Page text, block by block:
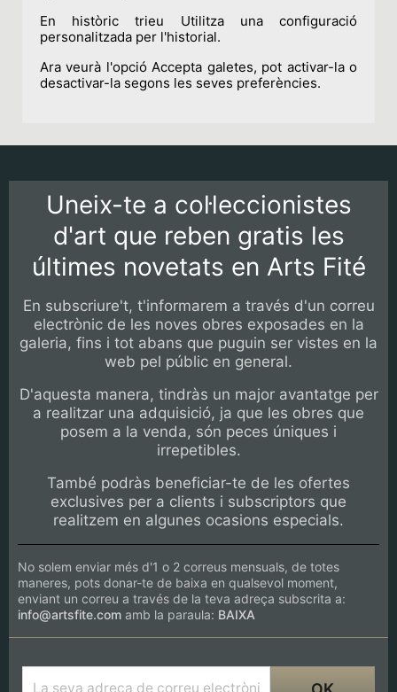
En històric trieu Utilitza una configuració
personalitzada per l'historial.
Ara veurà l'opció Accepta galetes, pot activar-la o
desactivar-la segons les seves preferències.
Uneix-te a col·leccionistes
d'art que reben gratis les
últimes novetats en Arts Fité
En subscriure't, t'informarem a través d'un correu
electrònic de les noves obres exposades en la
galeria, fins i tot abans que puguin ser vistes en la
web pel públic en general.
D'aquesta manera, tindràs un major avantatge per
a realitzar una adquisició, ja que les obres que
posem a la venda, són peces úniques i
irrepetibles.
També podràs beneficiar-te de les ofertes
exclusives per a clients i subscriptors que
realitzem en algunes ocasions especials.
No solem enviar més d'1 o 2 correus mensuals, de totes
maneres, pots donar-te de baixa en qualsevol moment,
enviant un correu a través de la teva adreça subscrita a:
info@artsfite.com amb la paraula: BAIXA